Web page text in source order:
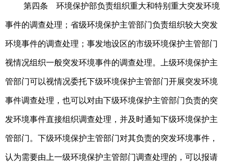
第四条 环境保护部负责组织重大和特别重大突发环境
事件的调查处理；省级环境保护主管部门负责组织较大突发
环境事件的调查处理；事发地设区的市级环境保护主管部门
视情况组织一般突发环境事件的调查处理。 上级环境保护主
管部门可以视情况委托下级环境保护主管部门开展突发环境
事件调查处理，也可以对由下级环境保护主管部门负责的突
发环境事件直接组织调查处理，并及时通知下级环境保护主
管部门。 下级环境保护主管部门对其负责的突发环境事件，
认为需要由上一级环境保护主管部门调查处理的，可以报请